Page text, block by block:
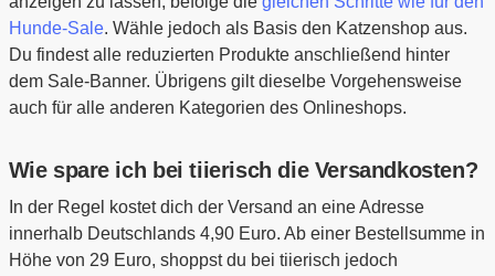
Hunde-Sale. Wähle jedoch als Basis den Katzenshop aus.
Du findest alle reduzierten Produkte anschließend hinter
dem Sale-Banner. Übrigens gilt dieselbe Vorgehensweise
auch für alle anderen Kategorien des Onlineshops.
Wie spare ich bei tiierisch die Versandkosten?
In der Regel kostet dich der Versand an eine Adresse
innerhalb Deutschlands 4,90 Euro. Ab einer Bestellsumme in
Höhe von 29 Euro, shoppst du bei tiierisch jedoch